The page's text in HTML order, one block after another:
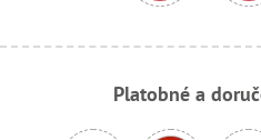
Platobné a